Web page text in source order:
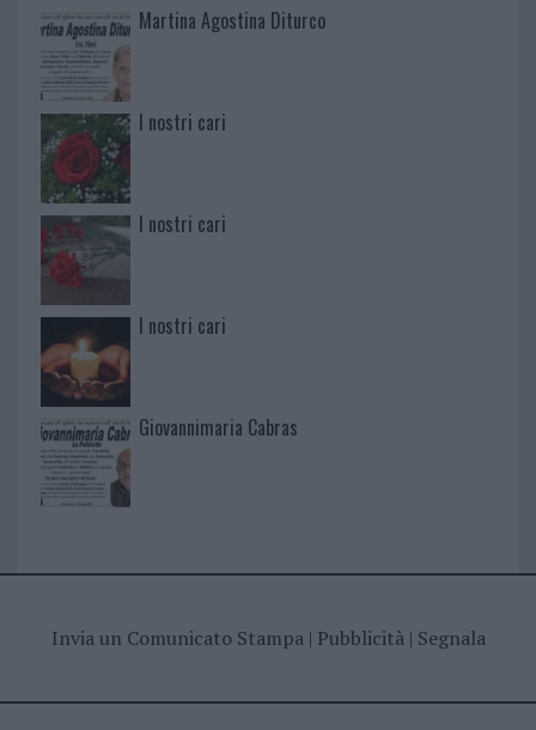
Martina Agostina Diturco
I nostri cari
I nostri cari
I nostri cari
Giovannimaria Cabras
Invia un Comunicato Stampa| Pubblicità| Segnala